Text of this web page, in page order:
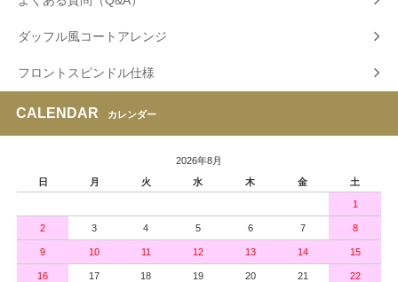
ダッフル風コートアレンジ
フロントスピンドル仕様
CALENDAR カレンダー
2026年8月
日
月 火 水 木 金 土
1
2 3 4 5 6 7 8
9 10 11 12 13 14 15
16 17 18 19 20 21 22